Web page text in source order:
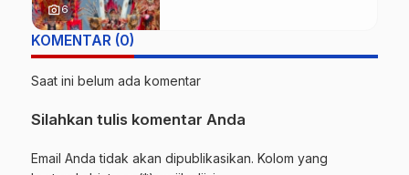
photo_camera6
KOMENTAR (0)
Saat ini belum ada komentar
Silahkan tulis komentar Anda
Email Anda tidak akan dipublikasikan. Kolom yang